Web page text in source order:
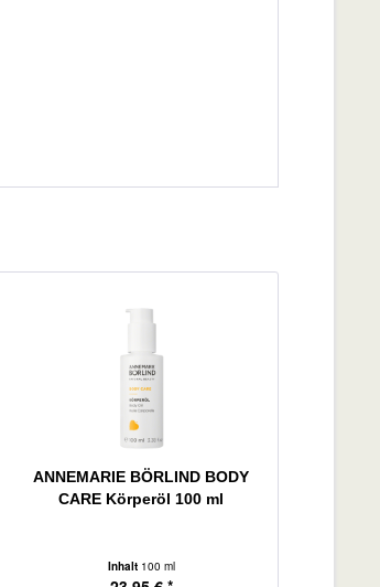
ANNEMARIE BÖRLIND BODY
CARE Körperöl 100 ml
Inhalt 100 ml